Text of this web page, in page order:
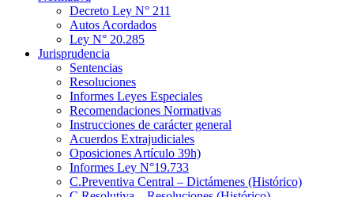
Decreto Ley N° 211
Autos Acordados
Ley N° 20.285
Jurisprudencia
Sentencias
Resoluciones
Informes Leyes Especiales
Recomendaciones Normativas
Instrucciones de carácter general
Acuerdos Extrajudiciales
Oposiciones Artículo 39h)
Informes Ley N°19.733
C.Preventiva Central – Dictámenes (Histórico)